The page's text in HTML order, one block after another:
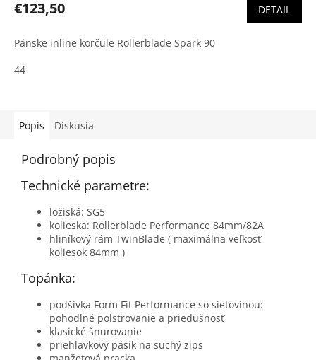
€123,50 DETAIL
Pánske inline korčule Rollerblade Spark 90
44
Popis Diskusia
Podrobný popis
Technické parametre:
ložiská: SG5
kolieska: Rollerblade Performance 84mm/82A
hliníkový rám TwinBlade ( maximálna veľkosť
koliesok 84mm )
Topánka:
podšívka Form Fit Performance so sieťovinou:
pohodlné polstrovanie a priedušnosť
klasické šnurovanie
priehlavkový pásik na suchý zips